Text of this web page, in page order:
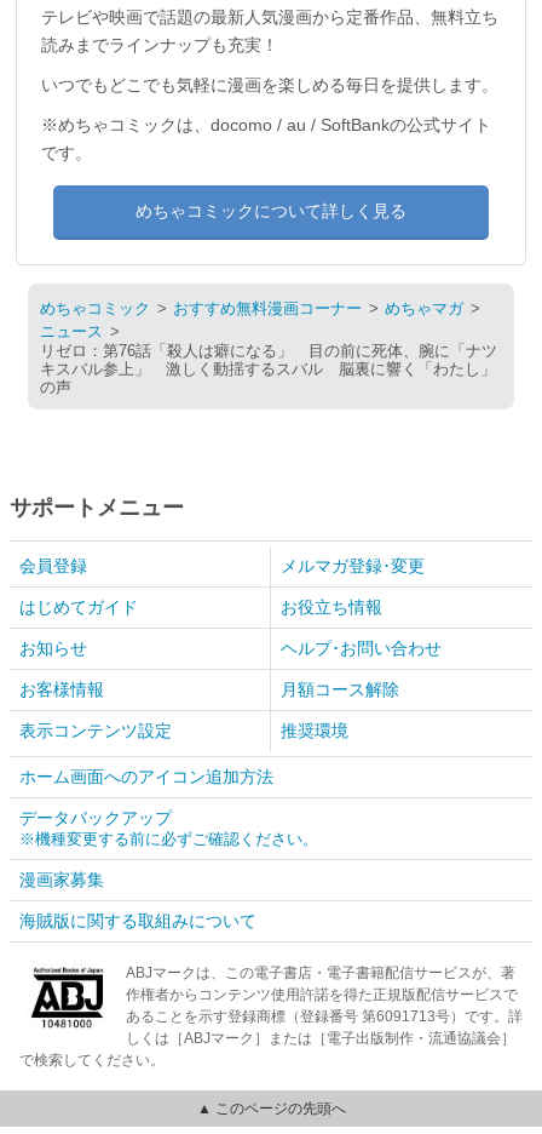
テレビや映画で話題の最新人気漫画から定番作品、無料立ち
読みまでラインナップも充実！
いつでもどこでも気軽に漫画を楽しめる毎日を提供します。
※めちゃコミックは、docomo / au / SoftBankの公式サイト
です。
めちゃコミックについて詳しく見る
めちゃコミック おすすめ無料漫画コーナー
めちゃマガ
ニュース
リゼロ：第76話「殺人は癖になる」 目の前に死体、腕に「ナツ
キスバル参上」 激しく動揺するスバル 脳裏に響く「わたし」
の声
サポートメニュー
会員登録 メルマガ登録･変更
はじめてガイド お役立ち情報
お知らせ ヘルプ･お問い合わせ
お客様情報 月額コース解除
表示コンテンツ設定 推奨環境
ホーム画面へのアイコン追加方法
データバックアップ
※機種変更する前に必ずご確認ください。
漫画家募集
海賊版に関する取組みについて
ABJマークは、この電子書店・電子書籍配信サービスが、著
作権者からコンテンツ使用許諾を得た正規版配信サービスで
あることを示す登録商標（登録番号 第6091713号）です。詳
しくは［ABJマーク］または［電子出版制作・流通協議会］
で検索してください。
▲ このページの先頭へ